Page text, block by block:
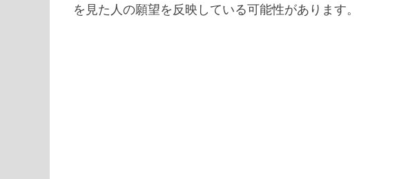
を見た人の願望を反映している可能性があります。